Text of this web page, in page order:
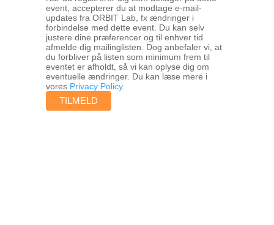
event, accepterer du at modtage e-mail-
updates fra ORBIT Lab, fx ændringer i
forbindelse med dette event. Du kan selv
justere dine præferencer og til enhver tid
afmelde dig mailinglisten. Dog anbefaler vi, at
du forbliver på listen som minimum frem til
eventet er afholdt, så vi kan oplyse dig om
eventuelle ændringer. Du kan læse mere i
vores Privacy Policy.